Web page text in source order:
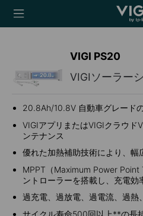
TP-Link,
VIGI PS20
VIGIソーラー
20.8Ah/10.8V 自動車グレード
VIGIアプリまたはVIGIクラウド
ンテナンス
優れた加熱補助技術により、幅
MPPT（Maximum Power Point
ントローラーを搭載し、充電
過充電、過放電、過電流、過熱
サイクル寿命500回以上**の長